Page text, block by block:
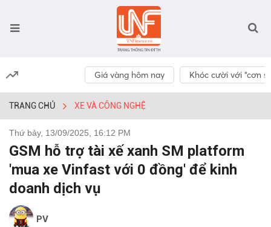
Giá vàng hôm nay Khóc cười với “cơn
TRANG CHỦ XE VÀ CÔNG NGHỆ
Thứ bảy, 13/09/2025, 16:12 PM
GSM hỗ trợ tài xế xanh SM platform
'mua xe Vinfast với 0 đồng' để kinh
doanh dịch vụ
PV